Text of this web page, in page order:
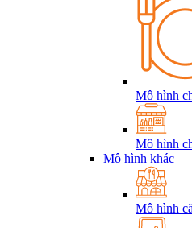
Mô hình
Mô hình
Mô hình khác
Mô hình